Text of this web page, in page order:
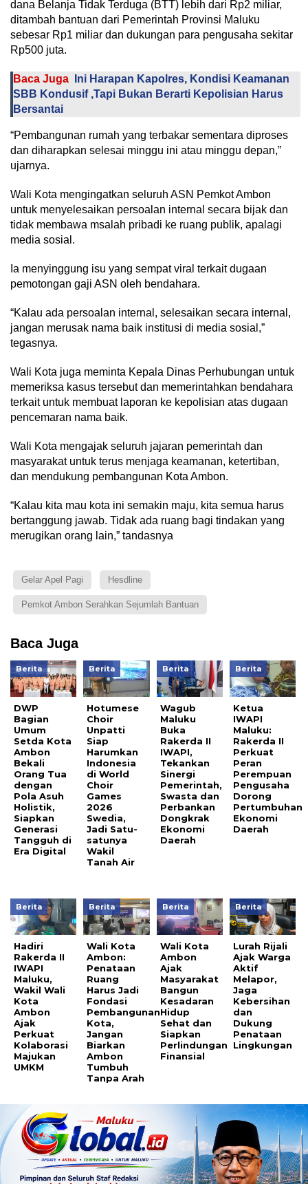
dana Belanja Tidak Terduga (BTT) lebih dari Rp2 miliar,
ditambah bantuan dari Pemerintah Provinsi Maluku
sebesar Rp1 miliar dan dukungan para pengusaha sekitar
Rp500 juta.
Baca Juga
Ini Harapan Kapolres, Kondisi Keamanan
SBB Kondusif ,Tapi Bukan Berarti Kepolisian Harus
Bersantai
“Pembangunan rumah yang terbakar sementara diproses
dan diharapkan selesai minggu ini atau minggu depan,”
ujarnya.
Wali Kota mengingatkan seluruh ASN Pemkot Ambon
untuk menyelesaikan persoalan internal secara bijak dan
tidak membawa msalah pribadi ke ruang publik, apalagi
media sosial.
Ia menyinggung isu yang sempat viral terkait dugaan
pemotongan gaji ASN oleh bendahara.
“Kalau ada persoalan internal, selesaikan secara internal,
jangan merusak nama baik institusi di media sosial,”
tegasnya.
Wali Kota juga meminta Kepala Dinas Perhubungan untuk
memeriksa kasus tersebut dan memerintahkan bendahara
terkait untuk membuat laporan ke kepolisian atas dugaan
pencemaran nama baik.
Wali Kota mengajak seluruh jajaran pemerintah dan
masyarakat untuk terus menjaga keamanan, ketertiban,
dan mendukung pembangunan Kota Ambon.
“Kalau kita mau kota ini semakin maju, kita semua harus
bertanggung jawab. Tidak ada ruang bagi tindakan yang
merugikan orang lain,” tandasnya
Gelar Apel Pagi Hesdline
Pemkot Ambon Serahkan Sejumlah Bantuan
Baca Juga
Berita
DWP
Bagian
Umum
Setda Kota
Ambon
Bekali
Orang Tua
dengan
Pola Asuh
Holistik,
Siapkan
Generasi
Tangguh di
Era Digital
Berita
Hotumese
Choir
Unpatti
Siap
Harumkan
Indonesia
di World
Choir
Games
2026
Swedia,
Jadi Satu-
satunya
Wakil
Tanah Air
Berita
Wagub
Maluku
Buka
Rakerda II
IWAPI,
Tekankan
Sinergi
Pemerintah,
Swasta dan
Perbankan
Dongkrak
Ekonomi
Daerah
Berita
Ketua
IWAPI
Maluku:
Rakerda II
Perkuat
Peran
Perempuan
Pengusaha
Dorong
Pertumbuhan
Ekonomi
Daerah
Berita
Hadiri
Rakerda II
IWAPI
Maluku,
Wakil Wali
Kota
Ambon
Ajak
Perkuat
Kolaborasi
Majukan
UMKM
Berita
Wali Kota
Ambon:
Penataan
Ruang
Harus Jadi
Fondasi
Pembangunan
Kota,
Jangan
Biarkan
Ambon
Tumbuh
Tanpa Arah
Berita
Wali Kota
Ambon
Ajak
Masyarakat
Bangun
Kesadaran
Hidup
Sehat dan
Siapkan
Perlindungan
Finansial
Berita
Lurah Rijali
Ajak Warga
Aktif
Melapor,
Jaga
Kebersihan
dan
Dukung
Penataan
Lingkungan